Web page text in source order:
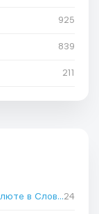
925
839
211
Работа Специалистом по nft и криптовалюте в Словакии24